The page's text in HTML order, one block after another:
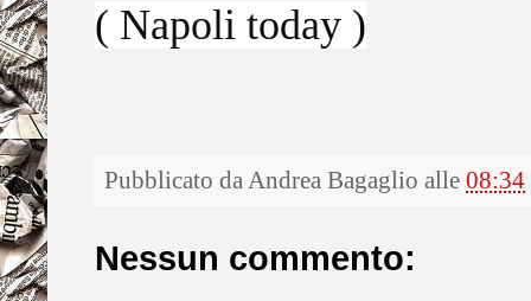
( Napoli today )
Pubblicato da Andrea Bagaglio alle 08:34
Nessun commento: